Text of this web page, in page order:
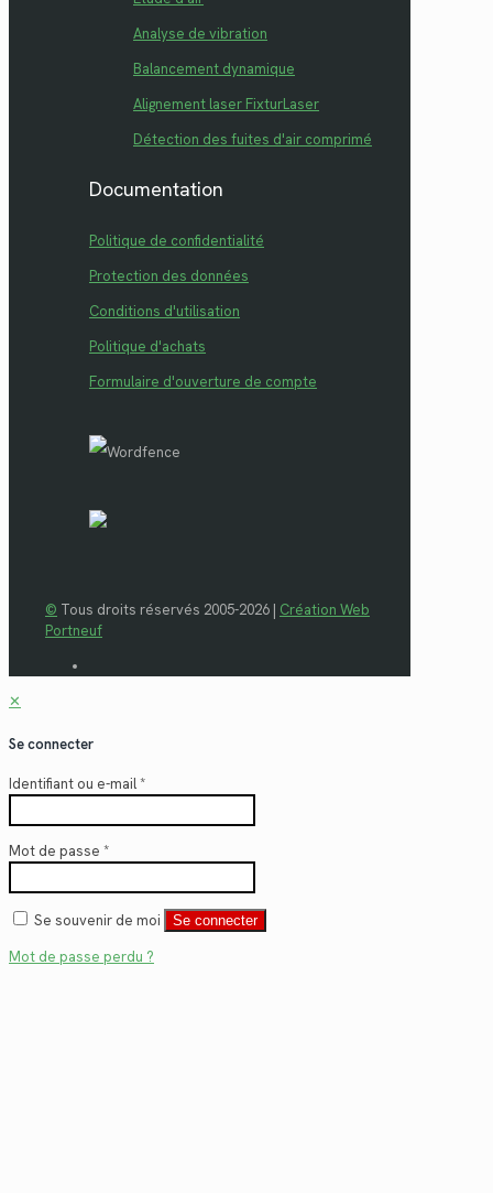
Analyse de vibration
Balancement dynamique
Alignement laser FixturLaser
Détection des fuites d'air comprimé
Documentation
Politique de confidentialité
Protection des données
Conditions d'utilisation
Politique d'achats
Formulaire d'ouverture de compte
© Tous droits réservés 2005-2026 | Création Web
Portneuf
✕
Se connecter
Identifiant ou e-mail*
Mot de passe *
Se souvenir de moi Se connecter
Mot de passe perdu ?